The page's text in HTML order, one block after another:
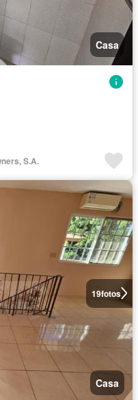
Casa
S.A.
19fotos
Casa